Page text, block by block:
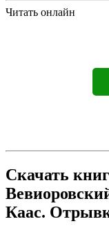
Читать онлайн
Скачать
Каас.